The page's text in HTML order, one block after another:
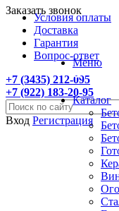
Условия оплаты
Доставка
Гарантия
Вопрос-ответ
+7 (3435) 212-095
+7 (922) 183-20-95
Заказать звонок
Вход Регистрация
Меню
Каталог